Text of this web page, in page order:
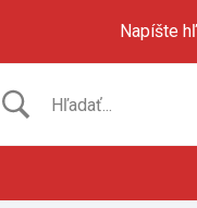
Napíšte